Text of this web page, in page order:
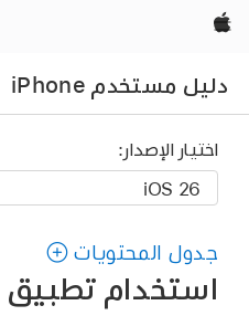
Apple‏
دليل مستخدم iPhone
اختيار الإصدار:
جدول المحتويات
استخدام تطبيق